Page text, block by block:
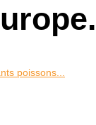
poissons...